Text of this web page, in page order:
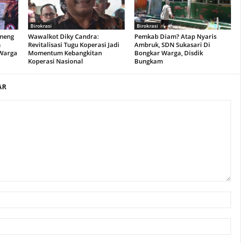
Birokrasi
Wawalkot Diky Candra:
Revitalisasi Tugu Koperasi Jadi
Momentum Kebangkitan
Koperasi Nasional
Birokrasi
Pemkab Diam? Atap Nyaris
Ambruk, SDN Sukasari Di
Bongkar Warga, Disdik
Bungkam